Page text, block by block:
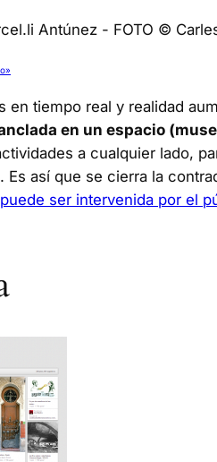
en tiempo real y realidad
en un espacio
a cualquier lado,
así que se cierra la
ser intervenida por el